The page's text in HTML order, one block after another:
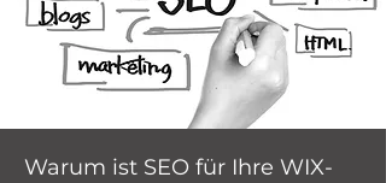
Warum ist SEO für Ihre WIX-